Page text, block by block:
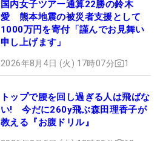
国内女子ツアー通算22勝の鈴木
愛 熊本地震の被災者支援として
1000万円を寄付「謹んでお見舞い
申し上げます」
2026年8月4日 (火) 17時07分 1
トップで腰を回し過ぎる人は飛ばな
い! 今だに260y飛ぶ森田理香子が
教える『お腹ドリル』